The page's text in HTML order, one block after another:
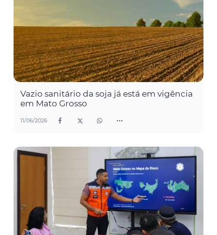
Vazio sanitário da soja já está em vigência
em Mato Grosso
11/06/2026